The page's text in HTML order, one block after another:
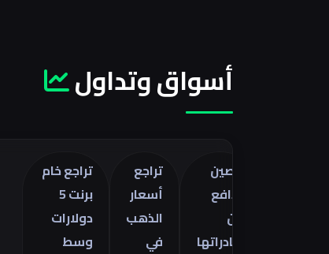
أسواق وتداول
صادراتها
الذهب
تراجع خام
برنت 5
دولارات